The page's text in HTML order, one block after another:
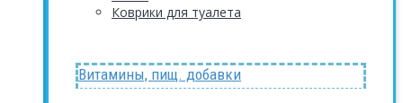
Коврики для туалета
Витамины, пищ. добавки